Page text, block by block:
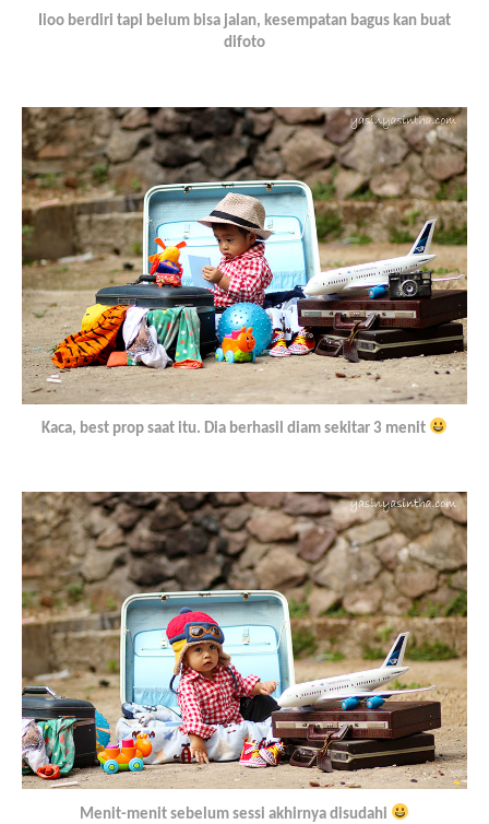
Iioo berdiri tapi belum bisa jalan, kesempatan bagus kan buat
difoto
Kaca, best prop saat itu. Dia berhasil diam sekitar 3 menit
Menit-menit sebelum sessi akhirnya disudahi